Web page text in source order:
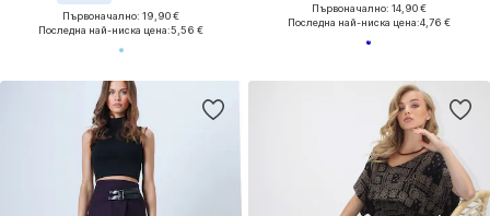
Първоначално: 19,90 €
Последна най-ниска цена:5,56 €
Първоначално: 14,90 €
Последна най-ниска цена:4,76 €